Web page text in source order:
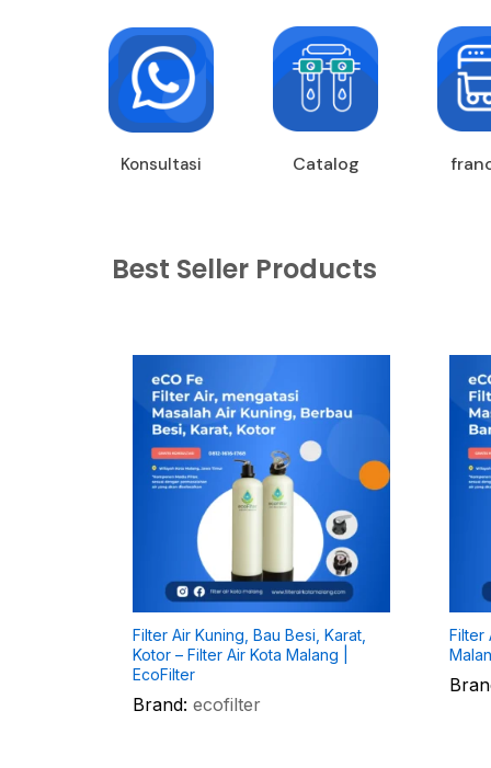
Konsultasi Catalog
Best Seller Products
Filter Air Kuning, Bau Besi, Karat,
Kotor – Filter Air Kota Malang |
EcoFilter
Brand: ecofilter
Filter